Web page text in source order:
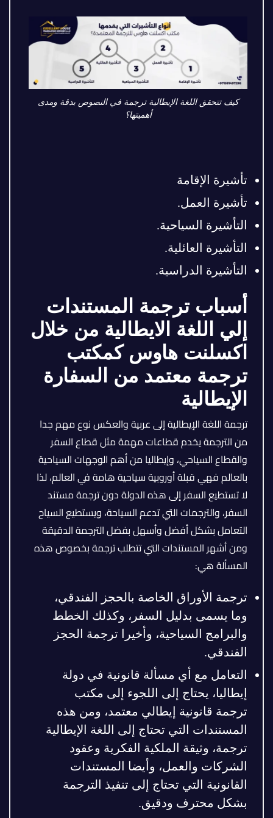
كيف تتحقق اللغة الإيطالية ترجمة في النصوص بدقة ومدى
أهميتها؟
تأشيرة الإقامة
تأشيرة العمل.
التأشيرة السياحية.
التأشيرة العائلية.
التأشيرة الدراسية.
أسباب ترجمة المستندات
إلي اللغة الايطالية من خلال
اكسلنت هاوس كمكتب
ترجمة معتمد من السفارة
الإيطالية
ترجمة اللغة الإيطالية إلى عربية والعكس نوع مهم جدا
من الترجمة يخدم قطاعات مهمة مثل قطاع السفر
والقطاع السياحي، وإيطاليا من أهم الوجهات السياحية
بالعالم فهي قبلة أوروبية سياحية هامة في العالم، لذا
لا تستطيع السفر إلى هذه الدولة دون ترجمة مستند
السفر، والترجمات التي تدعم السياحة، ويستطيع السياح
التعامل بشكل أفضل وأسهل بفضل الترجمة الدقيقة
ومن أشهر المستندات التي تتطلب ترجمة بخصوص هذه
المسألة هي:
ترجمة الأوراق الخاصة بالحجز الفندقي،
وما يسمى بدليل السفر، وكذلك الخطط
والبرامج السياحية، وأخيرا ترجمة الحجز
الفندقي.
التعامل مع أي مسألة قانونية في دولة
إيطاليا، يحتاج إلى اللجوء إلى مكتب
ترجمة قانونية إيطالي معتمد، ومن هذه
المستندات التي تحتاج إلى اللغة الإيطالية
ترجمة، وثيقة الملكية الفكرية وعقود
الشركات والعمل، وأيضا المستندات
القانونية التي تحتاج إلى تنفيذ الترجمة
بشكل محترف ودقيق.